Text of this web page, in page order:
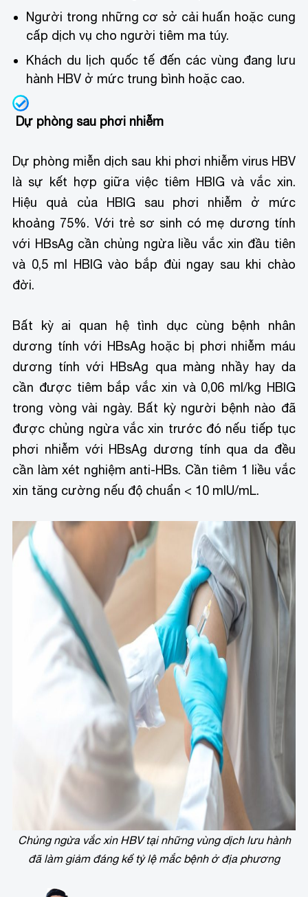
Người trong những cơ sở cải huấn hoặc cung
cấp dịch vụ cho người tiêm ma túy.
Khách du lịch quốc tế đến các vùng đang lưu
hành HBV ở mức trung bình hoặc cao.
Dự phòng sau phơi nhiễm
Dự phòng miễn dịch sau khi phơi nhiễm virus HBV
là sự kết hợp giữa việc tiêm HBIG và vắc xin.
Hiệu quả của HBIG sau phơi nhiễm ở mức
khoảng 75%. Với trẻ sơ sinh có mẹ dương tính
với HBsAg cần chủng ngừa liều vắc xin đầu tiên
và 0,5 ml HBIG vào bắp đùi ngay sau khi chào
đời.
Bất kỳ ai quan hệ tình dục cùng bệnh nhân
dương tính với HBsAg hoặc bị phơi nhiễm máu
dương tính với HBsAg qua màng nhầy hay da
cần được tiêm bắp vắc xin và 0,06 ml/kg HBIG
trong vòng vài ngày. Bất kỳ người bệnh nào đã
được chủng ngừa vắc xin trước đó nếu tiếp tục
phơi nhiễm với HBsAg dương tính qua da đều
cần làm xét nghiệm anti-HBs. Cần tiêm 1 liều vắc
xin tăng cường nếu độ chuẩn < 10 mIU/mL.
Chủng ngừa vắc xin HBV tại những vùng dịch lưu hành
đã làm giảm đáng kể tỷ lệ mắc bệnh ở địa phương